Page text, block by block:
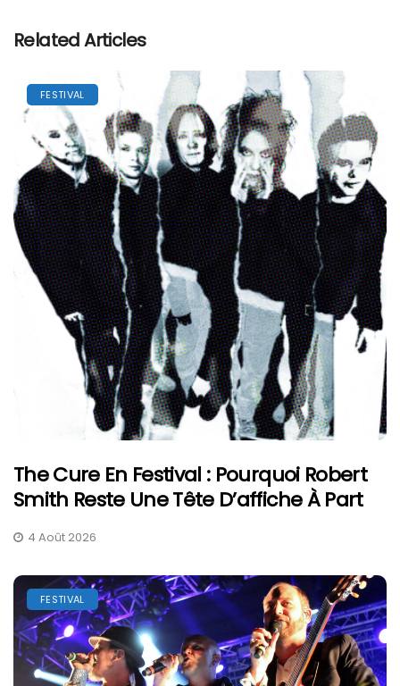
Related Articles
FESTIVAL
The Cure En Festival : Pourquoi Robert
Smith Reste Une Tête D’affiche À Part
4 Août 2026
FESTIVAL